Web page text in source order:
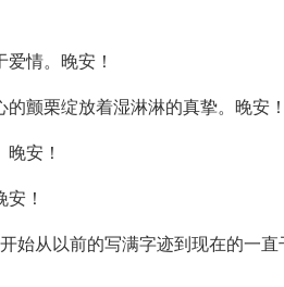
情。晚安！
颤栗绽放着湿淋淋的真挚。晚安！
安！
！
始从以前的写满字迹到现在的一直